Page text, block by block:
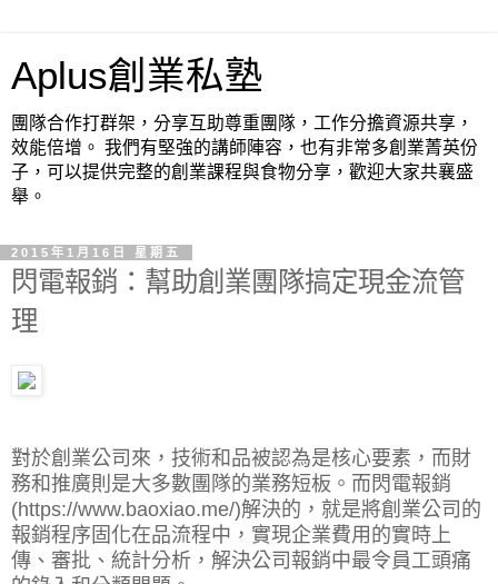
Aplus創業私塾
團隊合作打群架，分享互助尊重團隊，工作分擔資源共享，
效能倍增。 我們有堅強的講師陣容，也有非常多創業菁英份
子，可以提供完整的創業課程與食物分享，歡迎大家共襄盛
舉。
2015年1月16日 星期五
閃電報銷：幫助創業團隊搞定現金流管
理
對於創業公司來，技術和品被認為是核心要素，而財
務和推廣則是大多數團隊的業務短板。而閃電報銷
(https://www.baoxiao.me/)解決的，就是將創業公司的
報銷程序固化在品流程中，實現企業費用的實時上
傳、審批、統計分析，解決公司報銷中最令員工頭痛